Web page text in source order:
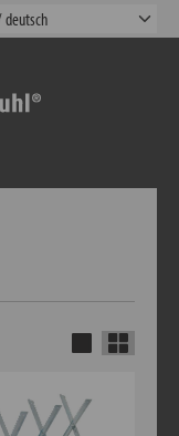
Einfaches
Grid